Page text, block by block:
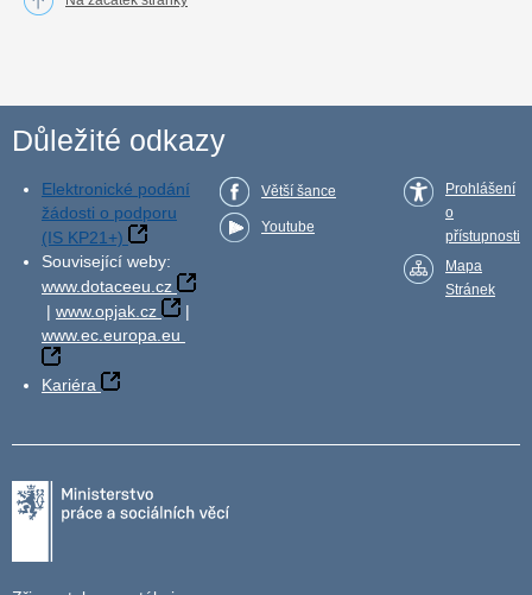
Důležité odkazy
Elektronické podání
žádosti o podporu
(IS KP21+)
Související weby:
www.dotaceeu.cz
| www.opjak.cz
|
www.ec.europa.eu
Kariéra
Větší šance
Youtube
Prohlášení
o
přístupnosti
Mapa
Stránek